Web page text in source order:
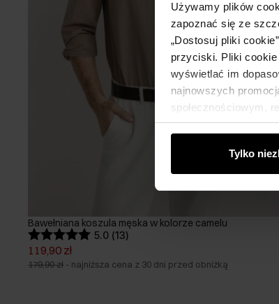
Używamy plików
zapoznać się ze
„Dostosuj pliki
przyciski. Pliki cookie
wyświetlać im
najnowszych
społecznościowym,
od Ciebie lub
Tylko
Bawełniana koszula męska w kolorze camelu
5.0 (13)
119,90 zł
179,90 zł - najniższa cena z 30 dni przed obniżką